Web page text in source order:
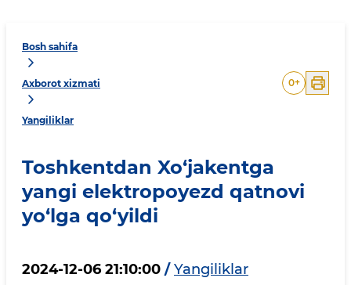
Bosh sahifa
Axborot xizmati
Yangiliklar
0+
Toshkentdan Xo‘jakentga
yangi elektropoyezd qatnovi
yo‘lga qo‘yildi
2024-12-06 21:10:00 / Yangiliklar